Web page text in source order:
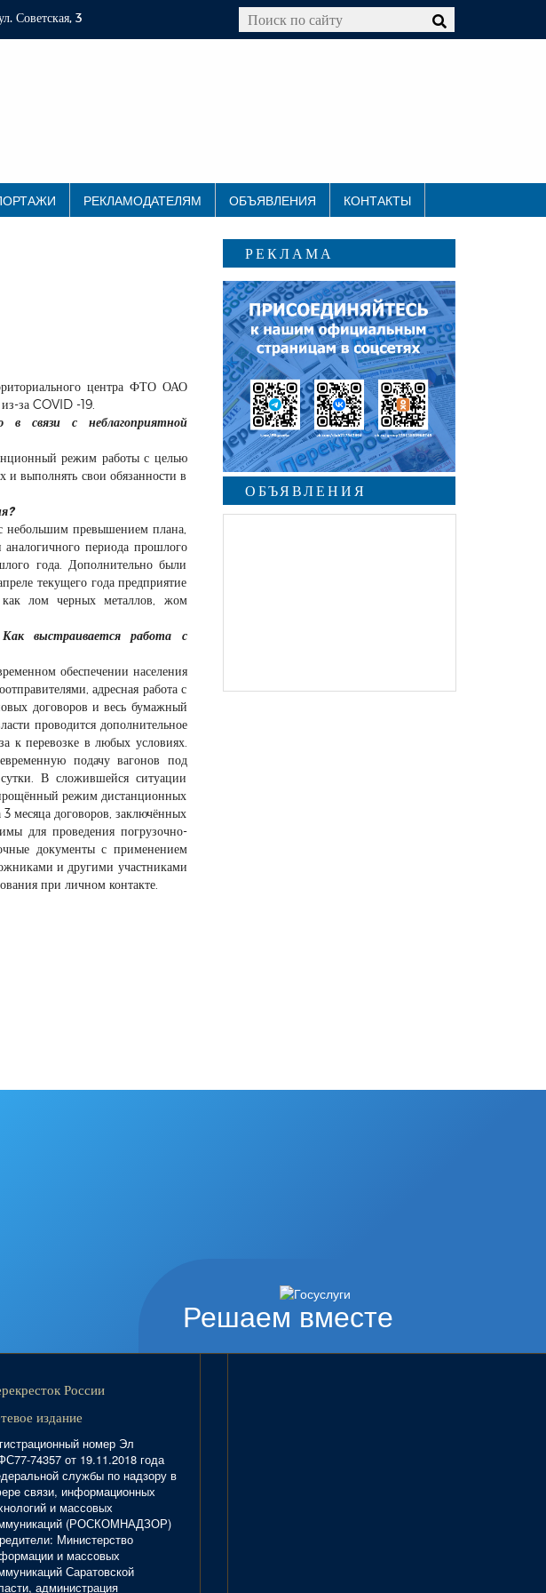
Советская, 3
РЕКЛАМОДАТЕЛЯМ ОБЪЯВЛЕНИЯ КОНТАКТЫ
центра ФТО ОАО
за COVID -19.
связи с неблагоприятной
режим работы с целью
и выполнять свои обязанности в
небольшим превышением плана,
периода прошлого
года. Дополнительно были
текущего года предприятие
как лом черных металлов, жом
выстраивается работа с
обеспечении населения
адресная работа с
договоров и весь бумажный
проводится дополнительное
к перевозке в любых условиях.
подачу вагонов под
В сложившейся ситуации
режим дистанционных
3 месяца договоров, заключённых
для проведения погрузочно-
документы с применением
и другими участниками
при личном контакте.
РЕКЛАМА
ОБЪЯВЛЕНИЯ
Решаем вместе
России
издание
номер Эл
74357 от 19.11.2018 года
службы по надзору в
связи, информационных
и массовых
(РОСКОМНАДЗОР)
Министерство
и массовых
Саратовской
администрация